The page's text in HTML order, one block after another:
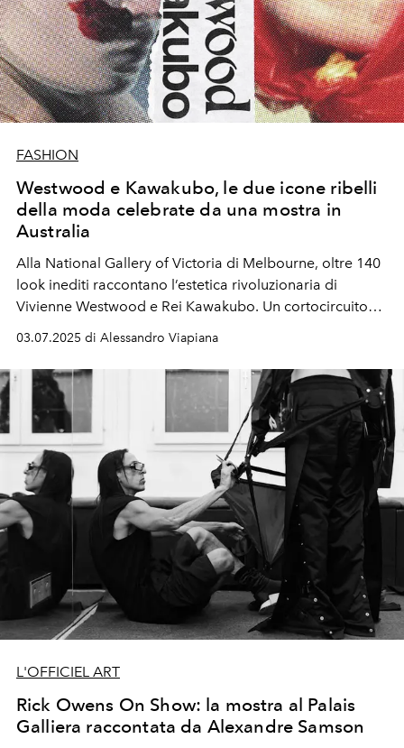
FASHION
Westwood e Kawakubo, le due icone ribelli
della moda celebrate da una mostra in
Australia
Alla National Gallery of Victoria di Melbourne, oltre 140
look inediti raccontano l’estetica rivoluzionaria di
Vivienne Westwood e Rei Kawakubo. Un cortocircuito
disobbedienza una forma d’arte
chiede conformismo, loro hanno scelto l’eccesso,
ambiguità
. E ci hanno insegnato che,
a volte, l’
eleganza è un atto di resistenza.
03.07.2025 di Alessandro Viapiana
L'OFFICIEL ART
Rick Owens On Show: la mostra al Palais
Galliera raccontata da Alexandre Samson